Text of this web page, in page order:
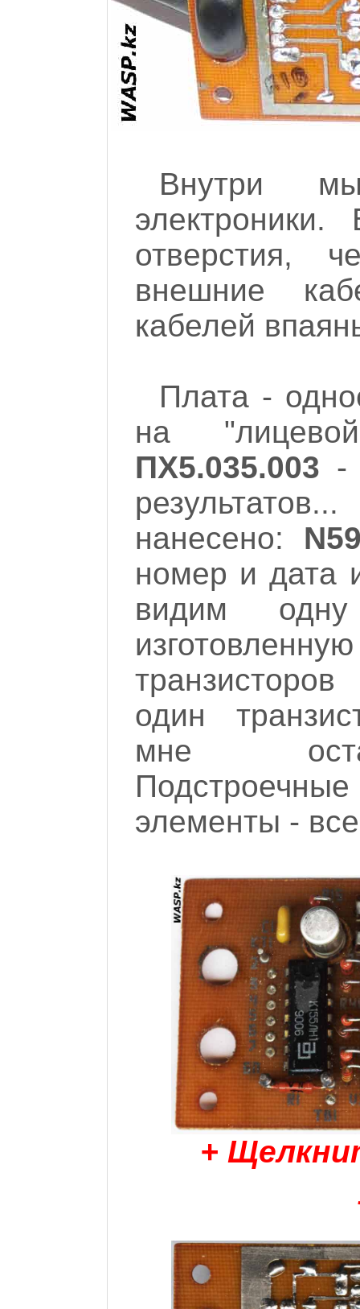
Внутри
отверстия,
внешние
кабелей
Плата -
на
ПХ5.035.003 -
нанесено:
номер и дата
видим
один
мне
элементы -
+